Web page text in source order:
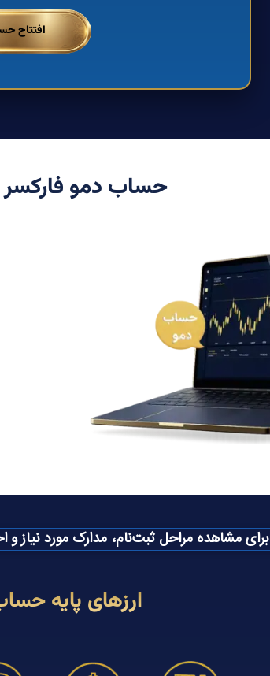
افتتاح
حساب دمو فارکسر
برای مشاهده مراحل ثبت‌نام، مدارک مورد نیاز
ارزهای پایه